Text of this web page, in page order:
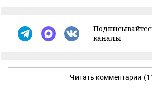
каналы
Читать комментарии